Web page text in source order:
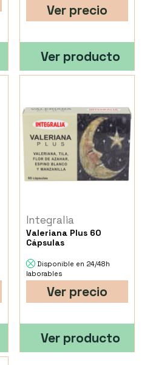
Ver precio
Ver producto
Integralia
Valeriana Plus 60
Cápsulas
Disponible en 24/48h
laborables
Ver precio
Ver producto